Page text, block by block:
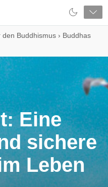
den Buddhismus › Buddhas
Eine
sichere
Leben